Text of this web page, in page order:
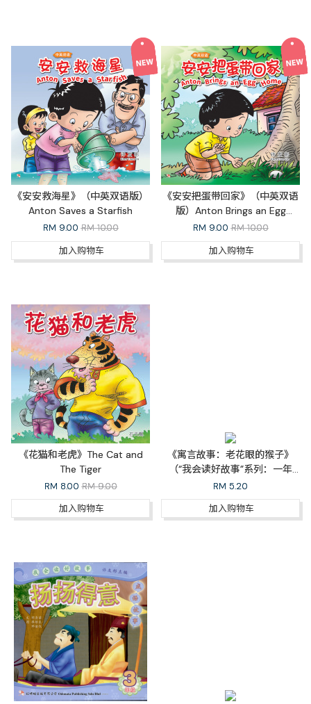
《安安救海星》（中英双语版）
Anton Saves a Starfish
RM 9.00 RM 10.00
加入购物车
《安安把蛋带回家》（中英双语
版）Anton Brings an Egg
Home
RM 9.00 RM 10.00
加入购物车
《花猫和老虎》The Cat and
The Tiger
RM 8.00 RM 9.00
加入购物车
《寓言故事：老花眼的猴子》
（“我会读好故事”系列：一年
级）Monkey's Bad Eyesight
RM 5.20
加入购物车